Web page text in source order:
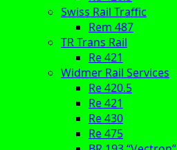
Swiss Rail Traffic
Rem 487
TR Trans Rail
Re 421
Widmer Rail Services
Re 420.5
Re 421
Re 430
Re 475